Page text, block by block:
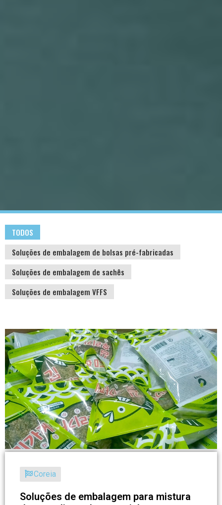
TODOS
Soluções de embalagem de bolsas pré-fabricadas
Soluções de embalagem de sachês
Soluções de embalagem VFFS
Coreia
Soluções de embalagem para mistura